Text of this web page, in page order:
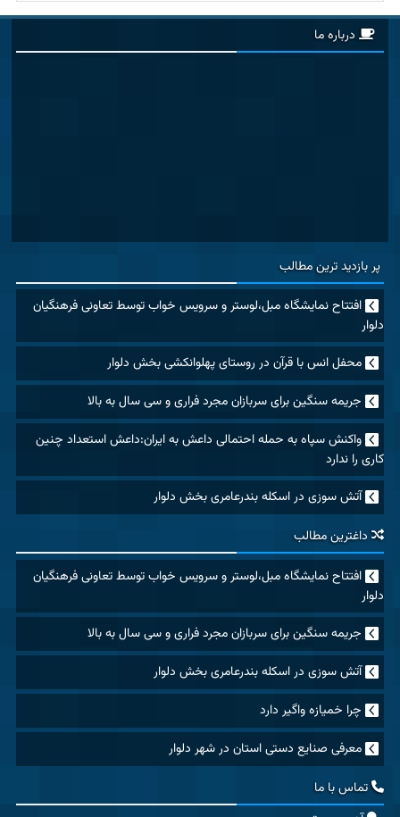
درباره ما
پر بازدید ترین مطالب
افتتاح نمایشگاه مبل،لوستر و سرویس خواب توسط تعاونی فرهنگیان
دلوار
محفل انس با قرآن در روستای پهلوانکشی بخش دلوار
جریمه سنگین برای سربازان مجرد فراری و سی سال به بالا
واکنش سپاه به حمله احتمالی داعش به ایران:داعش استعداد چنین
کاری را ندارد
آتش سوزی در اسکله بندرعامری بخش دلوار
داغترین مطالب
افتتاح نمایشگاه مبل،لوستر و سرویس خواب توسط تعاونی فرهنگیان
دلوار
جریمه سنگین برای سربازان مجرد فراری و سی سال به بالا
آتش سوزی در اسکله بندرعامری بخش دلوار
چرا خمیازه واگیر دارد
معرفی صنایع دستی استان در شهر دلوار
تماس با ما